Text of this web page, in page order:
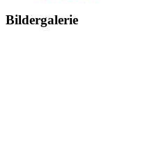
Bildergalerie